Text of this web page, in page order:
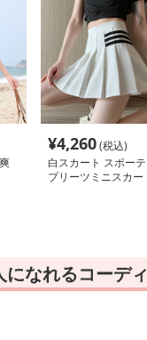
¥4,260(税込)
白スカート スポー
プリーツミニスカー
なれるコーデ